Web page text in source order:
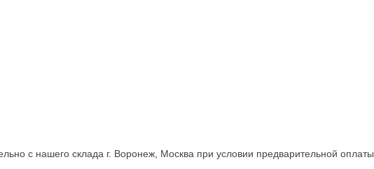
с нашего склада г. Воронеж, Москва при условии предварительной оплаты.